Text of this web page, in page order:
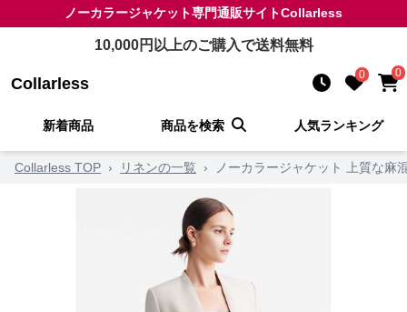
ノーカラージャケット専門通販サイトCollarless
10,000円以上のご購入で送料無料
Collarless 0 0
新着商品 商品を検索 人気ランキング
Collarless TOP › リネンの一覧 › ノーカラージャケット 上質な麻